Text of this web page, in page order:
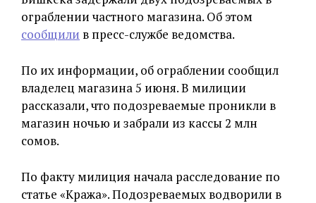
ограблении частного магазина. Об этом
сообщили в пресс-службе ведомства.
По их информации, об ограблении сообщил
владелец магазина 5 июня. В милиции
рассказали, что подозреваемые проникли в
магазин ночью и забрали из кассы 2 млн
сомов.
По факту милиция начала расследование по
статье «Кража». Подозреваемых водворили в